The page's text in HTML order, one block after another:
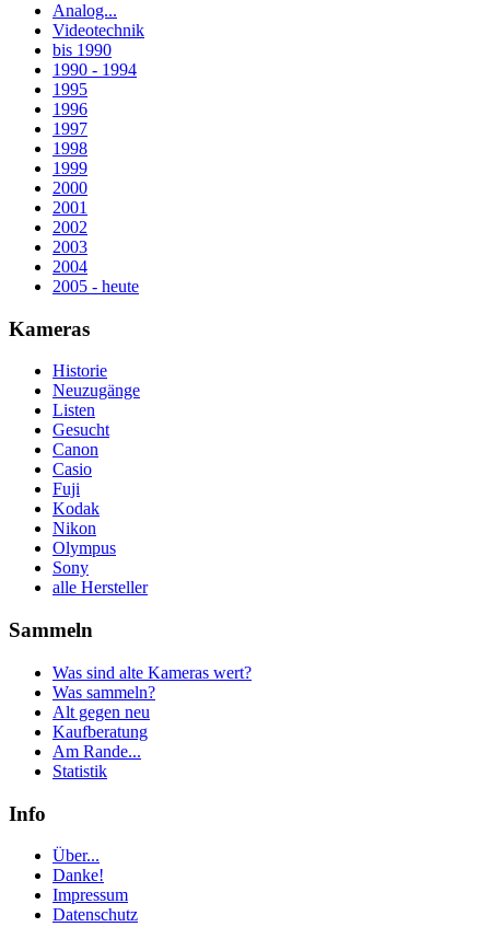
Analog...
Videotechnik
bis 1990
1990 - 1994
1995
1996
1997
1998
1999
2000
2001
2002
2003
2004
2005 - heute
Kameras
Historie
Neuzugänge
Listen
Gesucht
Canon
Casio
Fuji
Kodak
Nikon
Olympus
Sony
alle Hersteller
Sammeln
Was sind alte Kameras wert?
Was sammeln?
Alt gegen neu
Kaufberatung
Am Rande...
Statistik
Info
Über...
Danke!
Impressum
Datenschutz